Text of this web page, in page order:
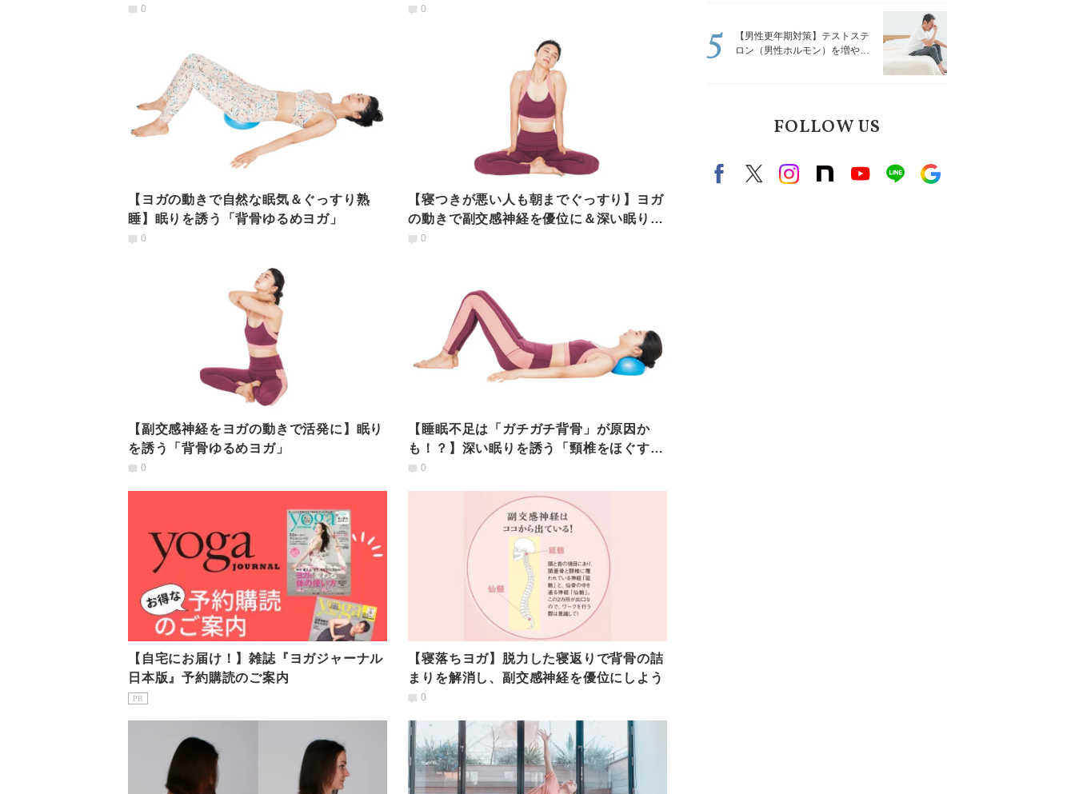
トレッチのポイント
0
骨ゆるめヨガ」
0
【ヨガの動きで自然な眠気＆ぐっすり熟
睡】眠りを誘う「背骨ゆるめヨガ」
0
【寝つきが悪い人も朝までぐっすり】ヨガ
の動きで副交感神経を優位に＆深い眠りへ
「背骨ゆるめヨガ」
0
【副交感神経をヨガの動きで活発に】眠り
を誘う「背骨ゆるめヨガ」
0
【睡眠不足は「ガチガチ背骨」が原因か
も！？】深い眠りを誘う「頸椎をほぐす、
ゆらし伸ばしワーク」
0
【自宅にお届け！】雑誌『ヨガジャーナル
日本版』予約購読のご案内
PR
【寝落ちヨガ】脱力した寝返りで背骨の詰
まりを解消し、副交感神経を優位にしよう
0
【男性更年期対策】テストステ
ロン（男性ホルモン）を増やす
5
FOLLOW US
FacebookX（旧twitter）
instagram
note Youtubeline